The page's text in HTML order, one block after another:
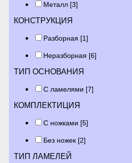
Металл [3]
КОНСТРУКЦИЯ
Разборная [1]
Неразборная [6]
ТИП ОСНОВАНИЯ
С ламелями [7]
КОМПЛЕКТИЦИЯ
С ножками [5]
Без ножек [2]
ТИП ЛАМЕЛЕЙ